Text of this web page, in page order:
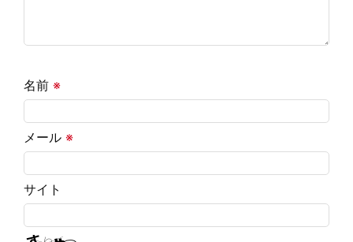
名前 ※
メール ※
サイト